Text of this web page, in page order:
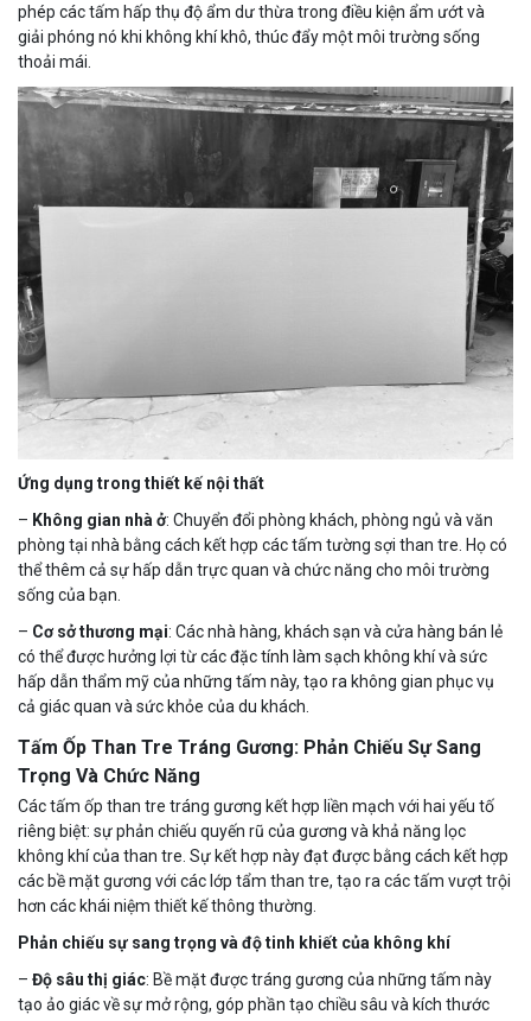
phép các tấm hấp thụ độ ẩm dư thừa trong điều kiện ẩm ướt và
giải phóng nó khi không khí khô, thúc đẩy một môi trường sống
thoải mái.
Ứng dụng trong thiết kế nội thất
– Không gian nhà ở: Chuyển đổi phòng khách, phòng ngủ và văn
phòng tại nhà bằng cách kết hợp các tấm tường sợi than tre. Họ có
thể thêm cả sự hấp dẫn trực quan và chức năng cho môi trường
sống của bạn.
– Cơ sở thương mại: Các nhà hàng, khách sạn và cửa hàng bán lẻ
có thể được hưởng lợi từ các đặc tính làm sạch không khí và sức
hấp dẫn thẩm mỹ của những tấm này, tạo ra không gian phục vụ
cả giác quan và sức khỏe của du khách.
Tấm Ốp Than Tre Tráng Gương: Phản Chiếu Sự Sang
Trọng Và Chức Năng
Các tấm ốp than tre tráng gương kết hợp liền mạch với hai yếu tố
riêng biệt: sự phản chiếu quyến rũ của gương và khả năng lọc
không khí của than tre. Sự kết hợp này đạt được bằng cách kết hợp
các bề mặt gương với các lớp tẩm than tre, tạo ra các tấm vượt trội
hơn các khái niệm thiết kế thông thường.
Phản chiếu sự sang trọng và độ tinh khiết của không khí
– Độ sâu thị giác: Bề mặt được tráng gương của những tấm này
tạo ảo giác về sự mở rộng, góp phần tạo chiều sâu và kích thước